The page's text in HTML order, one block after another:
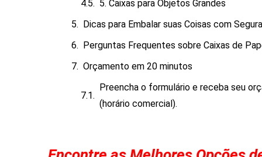
5. Caixas para Objetos Grandes
Dicas para Embalar suas Coisas com
Perguntas Frequentes sobre Caixas de
Orçamento em 20 minutos
Preencha o formulário e receba seu
(horário comercial).